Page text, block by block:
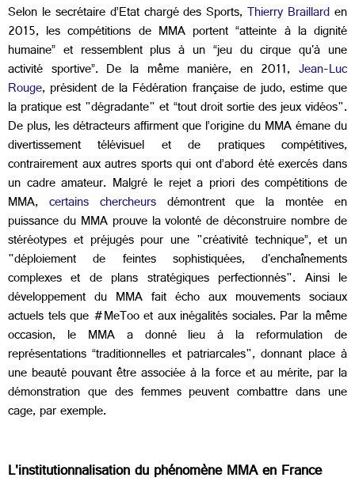
Selon le secrétaire d’Etat chargé des Sports,Thierry Braillarden
2015, les compétitions de MMA portent “atteinte à la dignité
humaine” et ressemblent plus à un “jeu du cirque qu'à une
activité sportive”. De la même manière, en 2011, Jean-Luc
Rouge, président de la Fédération française de judo, estime que
la pratique est "dégradante" et “tout droit sortie des jeux vidéos".
De plus, les détracteurs affirment que l’origine du MMA émane du
divertissement télévisuel et de pratiques compétitives,
contrairement aux autres sports qui ont d’abord été exercés dans
un cadre amateur. Malgré le rejet a priori des compétitions de
MMA, certains chercheursdémontrent que la montée en
puissance du MMA prouve la volonté de déconstruire nombre de
stéréotypes et préjugés pour une "créativité technique”, et un
"déploiement de feintes sophistiquées, d'enchaînements
complexes et de plans stratégiques perfectionnés". Ainsi le
développement du MMA fait écho aux mouvements sociaux
actuels tels que #MeToo et aux inégalités sociales. Par la même
occasion, le MMA a donné lieu à la reformulation de
représentations “traditionnelles et patriarcales", donnant place à
une beauté pouvant être associée à la force et au mérite, par la
démonstration que des femmes peuvent combattre dans une
cage, par exemple.
L'institutionnalisation du phénomène MMA en France